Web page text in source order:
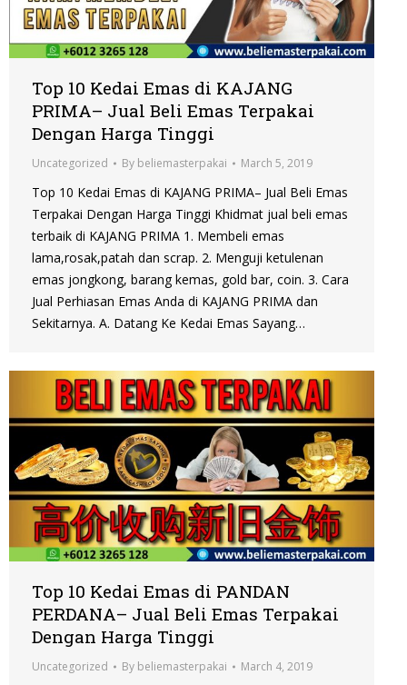
Top 10 Kedai Emas di KAJANG
PRIMA– Jual Beli Emas Terpakai
Dengan Harga Tinggi
Uncategorized By beliemasterpakai March 5, 2019
Top 10 Kedai Emas di KAJANG PRIMA– Jual Beli Emas
Terpakai Dengan Harga Tinggi Khidmat jual beli emas
terbaik di KAJANG PRIMA 1. Membeli emas
lama,rosak,patah dan scrap. 2. Menguji ketulenan
emas jongkong, barang kemas, gold bar, coin. 3. Cara
Jual Perhiasan Emas Anda di KAJANG PRIMA dan
Sekitarnya. A. Datang Ke Kedai Emas Sayang…
Top 10 Kedai Emas di PANDAN
PERDANA– Jual Beli Emas Terpakai
Dengan Harga Tinggi
Uncategorized By beliemasterpakai March 4, 2019